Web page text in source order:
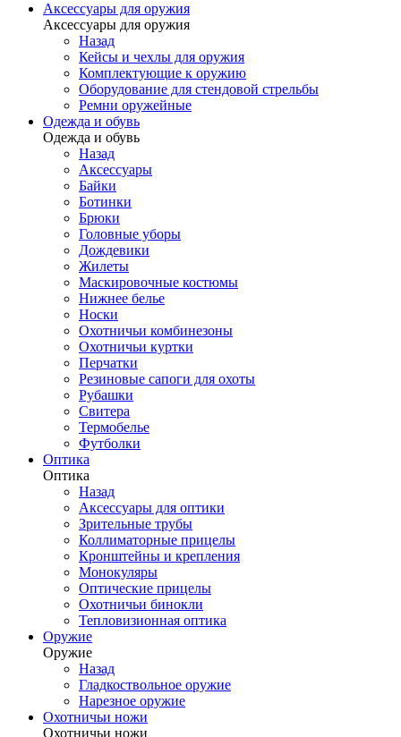
Аксессуары для оружия
Аксессуары для оружия
Назад
Кейсы и чехлы для оружия
Комплектующие к оружию
Оборудование для стендовой стрельбы
Ремни оружейные
Одежда и обувь
Одежда и обувь
Назад
Аксессуары
Байки
Ботинки
Брюки
Головные уборы
Дождевики
Жилеты
Маскировочные костюмы
Нижнее белье
Носки
Охотничьи комбинезоны
Охотничьи куртки
Перчатки
Резиновые сапоги для охоты
Рубашки
Свитера
Термобелье
Футболки
Оптика
Оптика
Назад
Аксессуары для оптики
Зрительные трубы
Коллиматорные прицелы
Кронштейны и крепления
Монокуляры
Оптические прицелы
Охотничьи бинокли
Тепловизионная оптика
Оружие
Оружие
Назад
Гладкоствольное оружие
Нарезное оружие
Охотничьи ножи
Охотничьи ножи